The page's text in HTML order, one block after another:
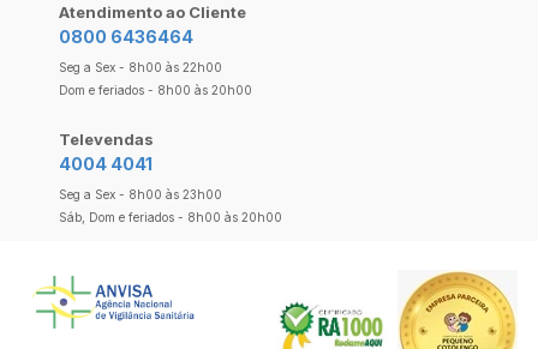
Atendimento ao Cliente
0800 6436464
Seg a Sex - 8h00 às 22h00
Dom e feriados - 8h00 às 20h00
Televendas
4004 4041
Seg a Sex - 8h00 às 23h00
Sáb, Dom e feriados - 8h00 às 20h00